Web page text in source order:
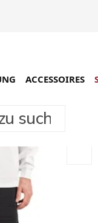
ACCESSOIRES